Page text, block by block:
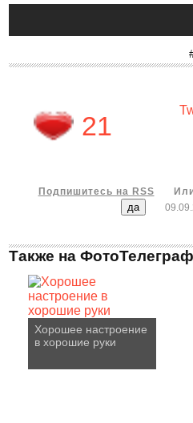
21
Подпишитесь на RSS
Также на
Хорошее настроение
в хорошие руки